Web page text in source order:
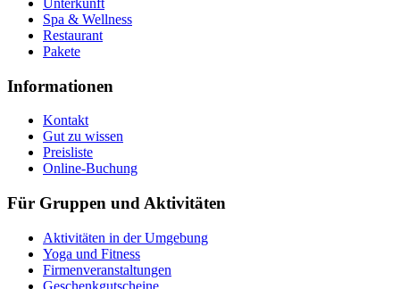
Spa & Wellness
Restaurant
Pakete
Informationen
Kontakt
Gut zu wissen
Preisliste
Online-Buchung
Für Gruppen und Aktivitäten
Aktivitäten in der Umgebung
Yoga und Fitness
Firmenveranstaltungen
Geschenkgutscheine